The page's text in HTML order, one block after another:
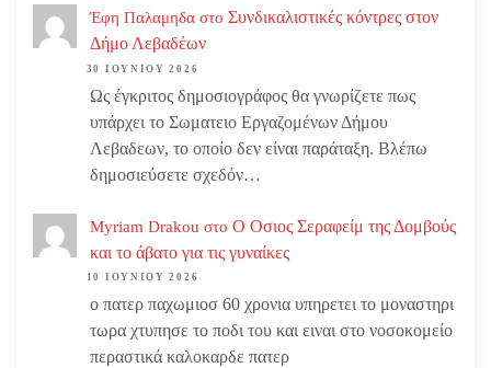
Έφη Παλαμηδα στο Συνδικαλιστικές κόντρες στον
Δήμο Λεβαδέων
30 ΙΟΥΝΊΟΥ 2026
Ως έγκριτος δημοσιογράφος θα γνωρίζετε πως
υπάρχει το Σωματειο Εργαζομένων Δήμου
Λεβαδεων, το οποίο δεν είναι παράταξη. Βλέπω
δημοσιεύσετε σχεδόν…
Myriam Drakou στο Ο Οσιος Σεραφείμ της Δομβούς
και το άβατο για τις γυναίκες
10 ΙΟΥΝΊΟΥ 2026
ο πατερ παχωμιοσ 60 χρονια υπηρετει το μοναστηρι
τωρα χτυπησε το ποδι του και ειναι στο νοσοκομείο
περαστικά καλοκαρδε πατερ